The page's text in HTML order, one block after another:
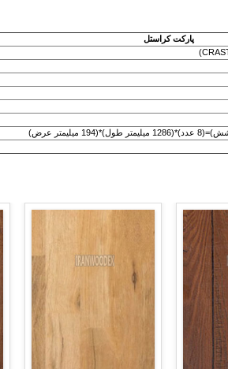
پارکت کراستل